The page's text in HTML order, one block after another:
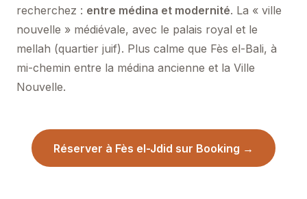
recherchez : entre médina et modernité. La « ville
nouvelle » médiévale, avec le palais royal et le
mellah (quartier juif). Plus calme que Fès el-Bali, à
mi-chemin entre la médina ancienne et la Ville
Nouvelle.
Réserver à Fès el-Jdid sur Booking →